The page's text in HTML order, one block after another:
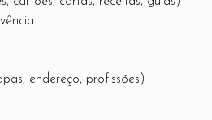
endereço, profissões)